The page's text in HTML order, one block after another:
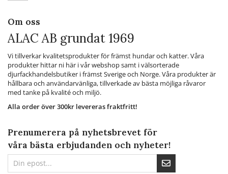
Om oss
ALAC AB grundat 1969
Vi tillverkar kvalitetsprodukter för främst hundar och katter. Våra
produkter hittar ni här i vår webshop samt i välsorterade
djurfackhandelsbutiker i främst Sverige och Norge. Våra produkter är
hållbara och användarvänliga, tillverkade av bästa möjliga råvaror
med tanke på kvalité och miljö.
Alla order över 300kr levereras fraktfritt!
Prenumerera på nyhetsbrevet för
våra bästa erbjudanden och nyheter!